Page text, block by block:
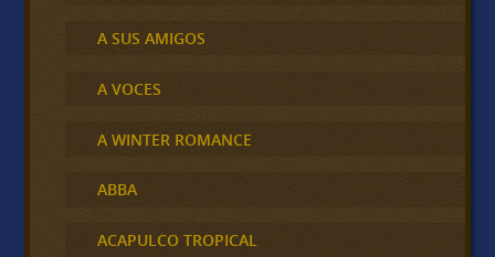
A SUS AMIGOS
A VOCES
A WINTER ROMANCE
ABBA
ACAPULCO TROPICAL